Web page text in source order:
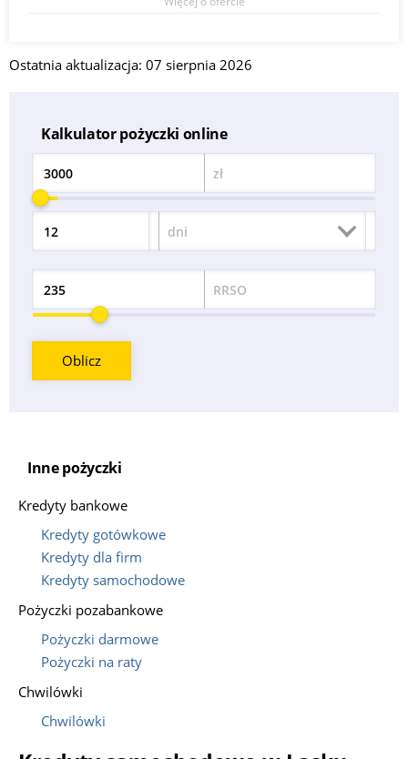
Ostatnia aktualizacja: 07 sierpnia 2026
Kalkulator pożyczki online
Kwota zł
Okres dni
Odsetek RRSO
Oblicz
Inne pożyczki
Kredyty bankowe
Kredyty gotówkowe
Kredyty dla firm
Kredyty samochodowe
Pożyczki pozabankowe
Pożyczki darmowe
Pożyczki na raty
Chwilówki
Chwilówki